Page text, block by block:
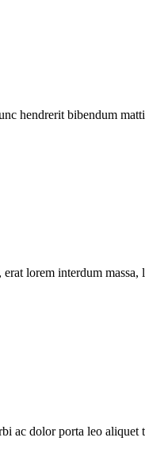
hendrerit bibendum
lorem interdum
ac dolor porta leo